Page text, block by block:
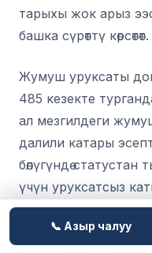
тарыхы жок арыз
башка сүрөттү көрсөтөт.
Жумуш уруксаты
485 кезекте
ал мезгилдеги
далили катары
бөлүгүндө
үчүн уруксатсыз
жумуш
турумду абайсыз
📞 Азыр чалуу